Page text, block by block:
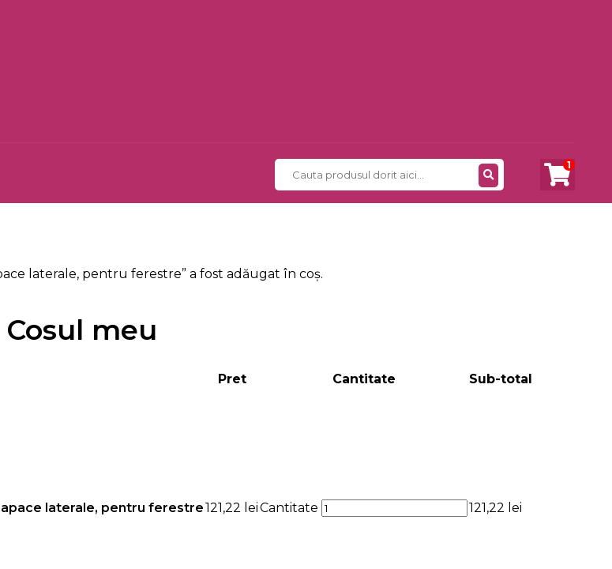
1
laterale, pentru ferestre” a fost adăugat în coș.
Cosul meu
Pret Cantitate Sub-total
laterale, pentru ferestre121,22 leiCantitate 121,22 lei